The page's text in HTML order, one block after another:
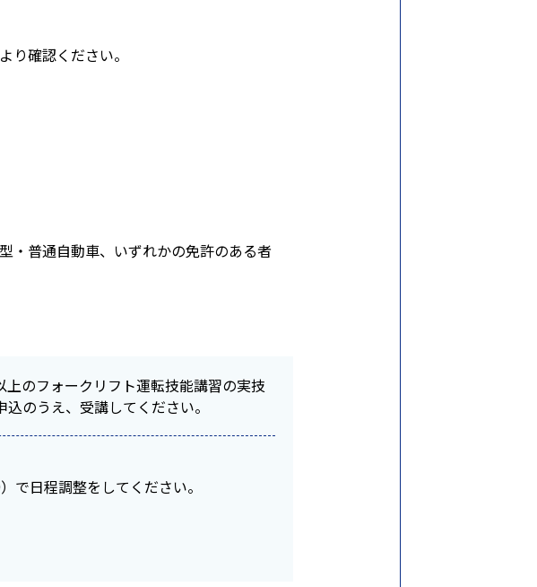
り確認ください。
・普通自動車、いずれかの免許のある者
のフォークリフト運転技能講習の実技
のうえ、受講してください。
で日程調整をしてください。